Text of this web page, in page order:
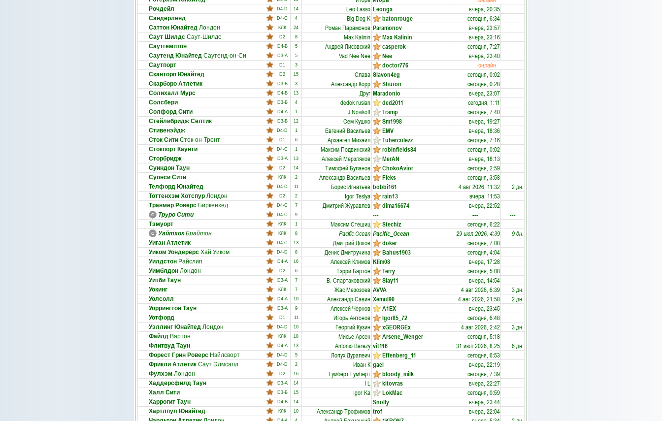
Рочдейл D4-D 14 Leo Lasso Leonga вчера, 20:35
Сандерленд D4-C 4 Big Dog K batonrouge сегодня, 6:34
Саттон Юнайтед Лондон КЛК 24 Роман Парамонов Paramonov вчера, 23:57
Саут Шилдс Саут-Шилдс D2 8 Max Kalinin Max Kalinin вчера, 23:16
Саутгемптон D4-B 5 Андрей Лисовский casperok сегодня, 7:27
Саутенд Юнайтед Саутенд-он-Си D3-A 5 Vad Nee Nee Nee вчера, 23:40
Саутпорт D1 3 doctor776 онлайн
Сканторп Юнайтед D2 15 Слава Slavon4eg сегодня, 0:02
Скарборо Атлетик D3-B 3 Александр Корр Shuron сегодня, 0:28
Солихалл Мурс D4-B 13 Друг Maradonio вчера, 23:07
Солсбери D3-B 4 dedok ruslan ded2011 сегодня, 1:11
Солфорд Сити D4-A 1 J Novikoff Tramp сегодня, 7:40
Стейлибридж Селтик D3-B 12 Сем Кушко Sm1998 вчера, 19:27
Стивенэйдж D4-D 1 Евгений Васильев EMV вчера, 18:36
Сток Сити Сток-он-Трент D1 6 Архангел Михаил Tuberculezz сегодня, 7:16
Стокпорт Каунти D4-C 1 Максим Подвинский robinfields84 сегодня, 0:02
Сторбридж D3-A 13 Алексей Мерзляков MerAN вчера, 18:13
Суиндон Таун D2 14 Тимофей Буланов ChokoAvior сегодня, 2:59
Суонси Сити КЛК 2 Александр Васильев Fleks сегодня, 3:58
Телфорд Юнайтед D4-D 11 Борис Игнатьев bobbi161 4 авг 2026, 11:32 2 дн.
Тоттенхэм Хотспур Лондон D2 2 Igor Teslya rain13 вчера, 11:53
Транмер Роверс Биркенхед D4-C 7 Дмитрий Журавлев dima16674 вчера, 22:52
Труро Сити D4-C 9 --- --- ---
Тэмуорт КЛК 1 Максим Стешиц Stechiz сегодня, 6:22
УайтхокБрайтон КЛК 8 Pacific Ocean Pacific_Ocean 29 июл 2026, 4:39 9 дн.
Уиган Атлетик D4-C 13 Дмитрий Доков doker сегодня, 7:08
Уиком Уондерерс Хай Уиком D4-D 8 Денис Дмитручина Bahus1903 сегодня, 4:04
Уилдстон Райслип D4-A 16 Алексей Климов Klim08 вчера, 17:28
Уимблдон Лондон D2 6 Тэрри Бартон Terry сегодня, 5:08
Уитби Таун D3-A 7 В. Спартаковский Slay11 вчера, 14:54
Уокинг КЛК 7 Жас Мезозоев AVVA 4 авг 2026, 6:39 3 дн.
Уолсолл D4-A 10 Александр Савин Xemul90 4 авг 2026, 21:58 2 дн.
Уоррингтон Таун D3-A 9 Алексей Чернов А1ЕХ вчера, 23:45
Уотфорд D1 11 Игорь Антонов Igor85_72 сегодня, 6:48
Уэллинг Юнайтед Лондон D4-D 10 Георгий Кузин xGEORGEx 4 авг 2026, 2:42 3 дн.
Файлд Вартон КЛК 18 Мисье Арсен Arsene_Wenger сегодня, 5:18
Флитвуд Таун D4-A 13 Antonio Barezy vit116 31 июл 2026, 8:25 6 дн.
Форест Грин Роверс Нэйлсворт D4-D 5 Лопух Дуралеич Effenberg_11 сегодня, 6:53
Фрикли Атлетик Саут Элмсалл D4-D 2 Иван К gael вчера, 22:19
Фулхэм Лондон D2 16 Гумберт Гумберт bloody_milk сегодня, 7:39
Хаддерсфилд Таун D3-A 14 I L kitovras вчера, 22:27
Халл Сити D3-B 15 Igor Ka LokMac сегодня, 0:59
Харрогит Таун D4-B 14 Snolly вчера, 23:44
Хартлпул Юнайтед КЛК 10 Александр Трофимов trof вчера, 22:04